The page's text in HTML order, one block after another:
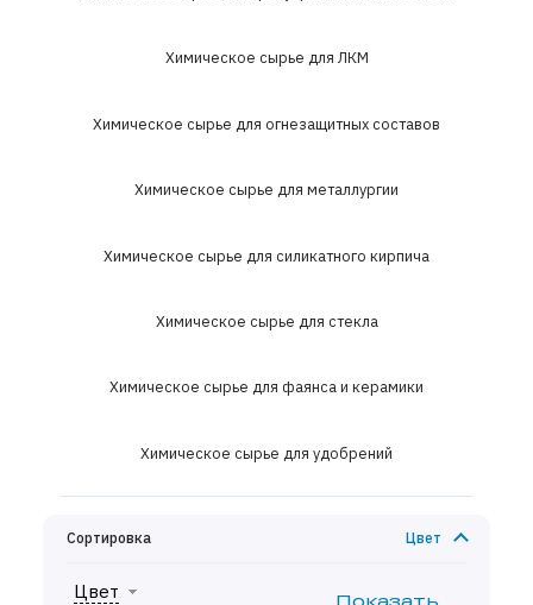
Химическое сырье для ЛКМ
Химическое сырье для огнезащитных составов
Химическое сырье для металлургии
Химическое сырье для силикатного кирпича
Химическое сырье для стекла
Химическое сырье для фаянса и керамики
Химическое сырье для удобрений
Сортировка Цвет
Цвет